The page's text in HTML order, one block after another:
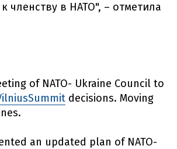
членству в НАТО", – отметила
of NATO- Ukraine Council to
decisions. Moving
an updated plan of NATO-